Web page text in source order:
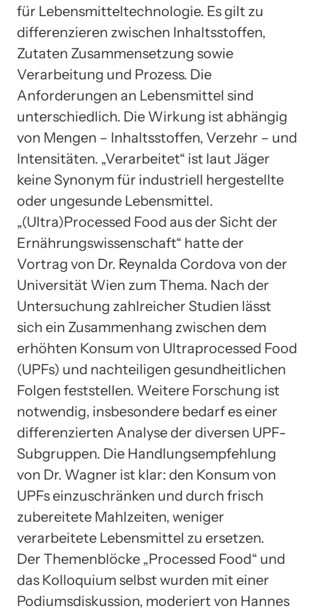
für Lebensmitteltechnologie. Es gilt zu
differenzieren zwischen Inhaltsstoffen,
Zutaten Zusammensetzung sowie
Verarbeitung und Prozess. Die
Anforderungen an Lebensmittel sind
unterschiedlich. Die Wirkung ist abhängig
von Mengen – Inhaltsstoffen, Verzehr – und
Intensitäten. „Verarbeitet“ ist laut Jäger
keine Synonym für industriell hergestellte
oder ungesunde Lebensmittel.
„(Ultra)Processed Food aus der Sicht der
Ernährungswissenschaft“ hatte der
Vortrag von Dr. Reynalda Cordova von der
Universität Wien zum Thema. Nach der
Untersuchung zahlreicher Studien lässt
sich ein Zusammenhang zwischen dem
erhöhten Konsum von Ultraprocessed Food
(UPFs) und nachteiligen gesundheitlichen
Folgen feststellen. Weitere Forschung ist
notwendig, insbesondere bedarf es einer
differenzierten Analyse der diversen UPF-
Subgruppen. Die Handlungsempfehlung
von Dr. Wagner ist klar: den Konsum von
UPFs einzuschränken und durch frisch
zubereitete Mahlzeiten, weniger
verarbeitete Lebensmittel zu ersetzen.
Der Themenblöcke „Processed Food“ und
das Kolloquium selbst wurden mit einer
Podiumsdiskussion, moderiert von Hannes